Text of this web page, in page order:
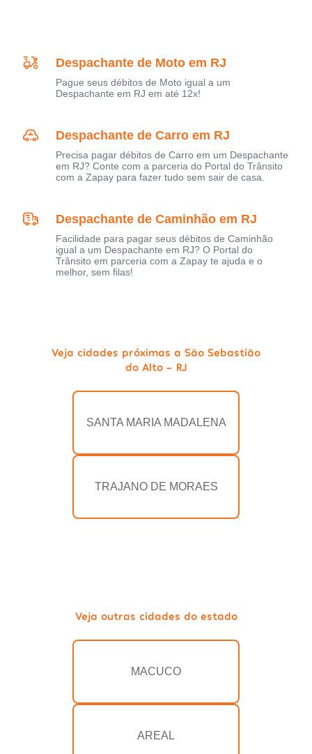
Despachante de Moto em RJ
Pague seus débitos de Moto igual a um
Despachante em RJ em até 12x!
Despachante de Carro em RJ
Precisa pagar débitos de Carro em um Despachante
em RJ? Conte com a parceria do Portal do Trânsito
com a Zapay para fazer tudo sem sair de casa.
Despachante de Caminhão em RJ
Facilidade para pagar seus débitos de Caminhão
igual a um Despachante em RJ? O Portal do
Trânsito em parceria com a Zapay te ajuda e o
melhor, sem filas!
Veja cidades próximas a São Sebastião
do Alto - RJ
SANTA MARIA MADALENA
TRAJANO DE MORAES
Veja outras cidades do estado
MACUCO
AREAL